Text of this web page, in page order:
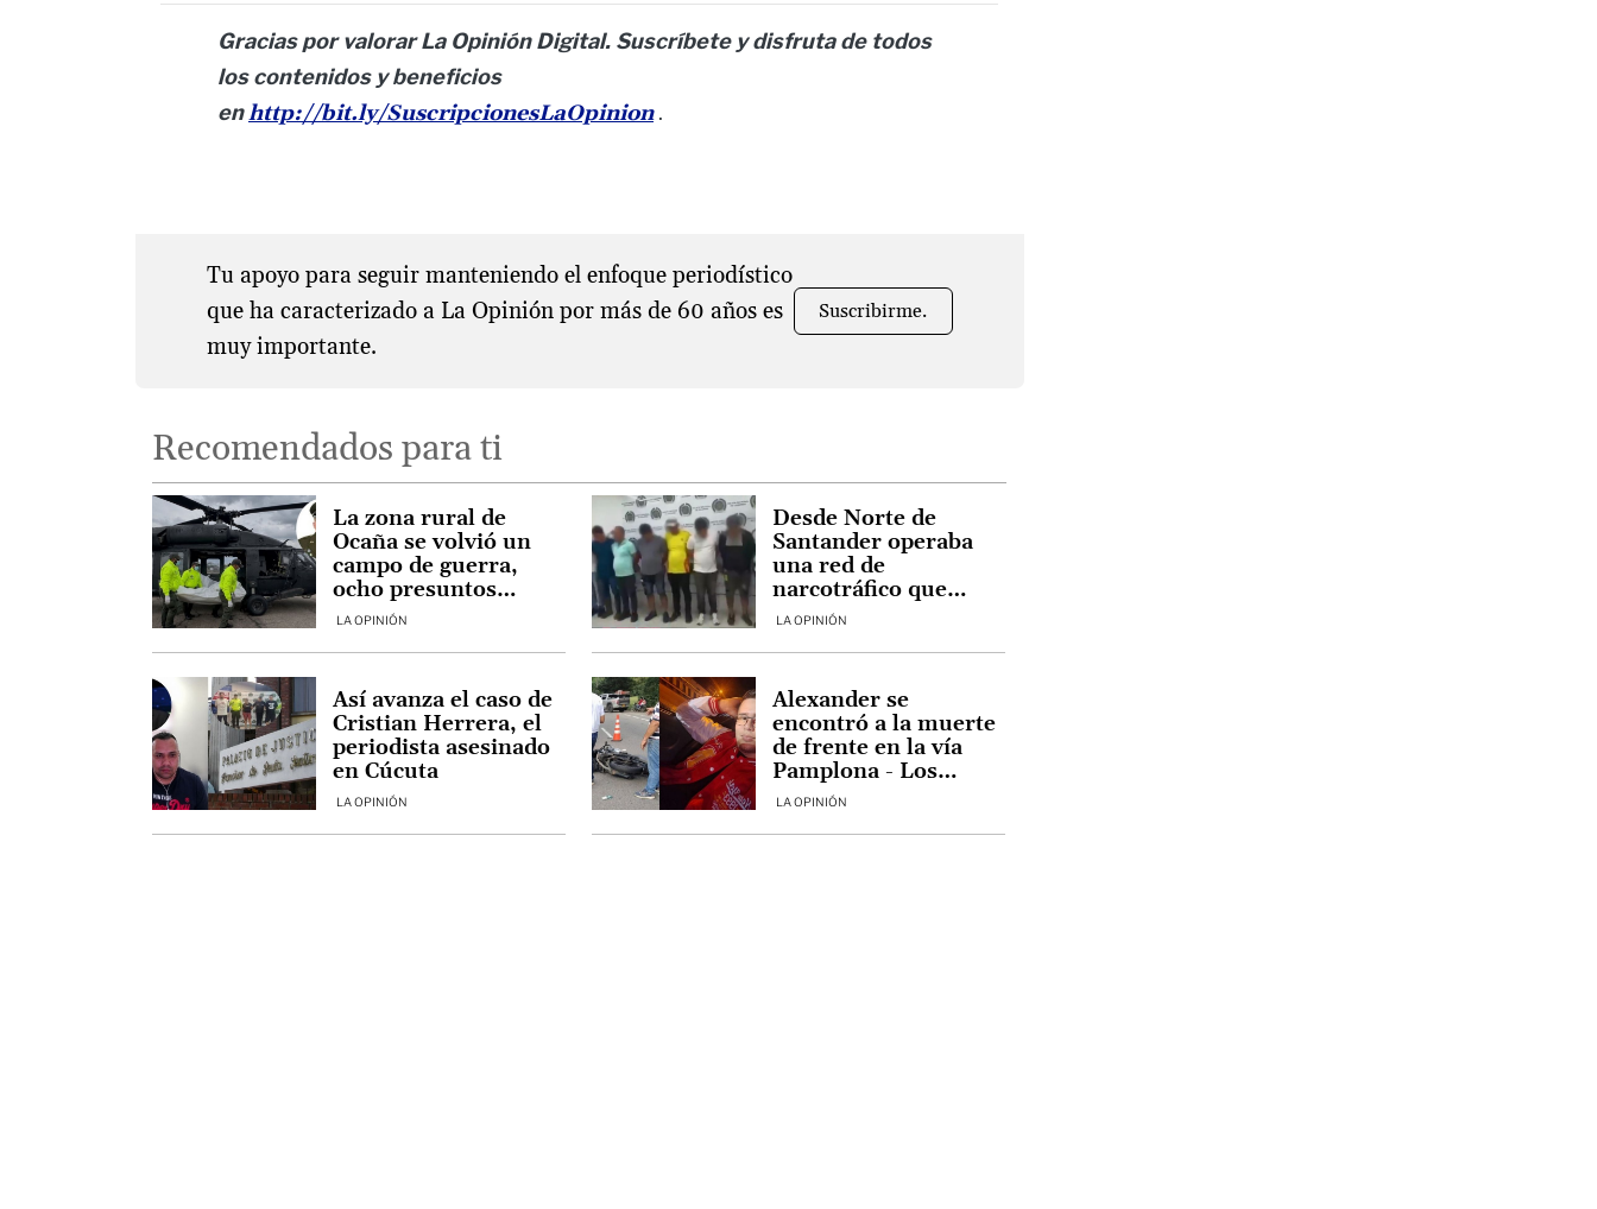
Gracias por valorar La Opinión Digital. Suscríbete y disfruta de todos
los contenidos y beneficios
enhttp://bit.ly/SuscripcionesLaOpinion.
Tu apoyo para seguir manteniendo el enfoque periodístico
que ha caracterizado a La Opinión por más de 60 años es
muy importante.
Suscribirme.
Recomendados para ti
LA OPINIÓN
La zona rural de
Ocaña se volvió un
campo de guerra,
ocho presuntos
delincuentes fueron
LA OPINIÓN
Desde Norte de
Santander operaba
una red de
narcotráfico que
llegaba a Europa
LA OPINIÓN
Así avanza el caso de
Cristian Herrera, el
periodista asesinado
en Cúcuta
LA OPINIÓN
Alexander se
encontró a la muerte
de frente en la vía
Pamplona - Los
Patios